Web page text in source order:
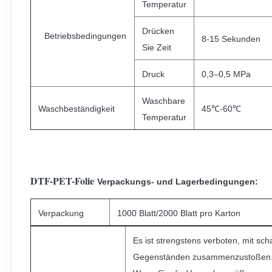
Betriebsbedingungen
Temperatur
Drücken
Sie Zeit
8-15 Sekunden
Druck 0,3–0,5 MPa
Waschbeständigkeit
Waschbare
Temperatur
45℃-60℃
DTF-PET-Folie Verpackungs- und Lagerbedingungen:
Verpackung 1000 Blatt/2000 Blatt pro Karton
Es ist strengstens verboten, mit
Gegenständen zusammenzustoßen.